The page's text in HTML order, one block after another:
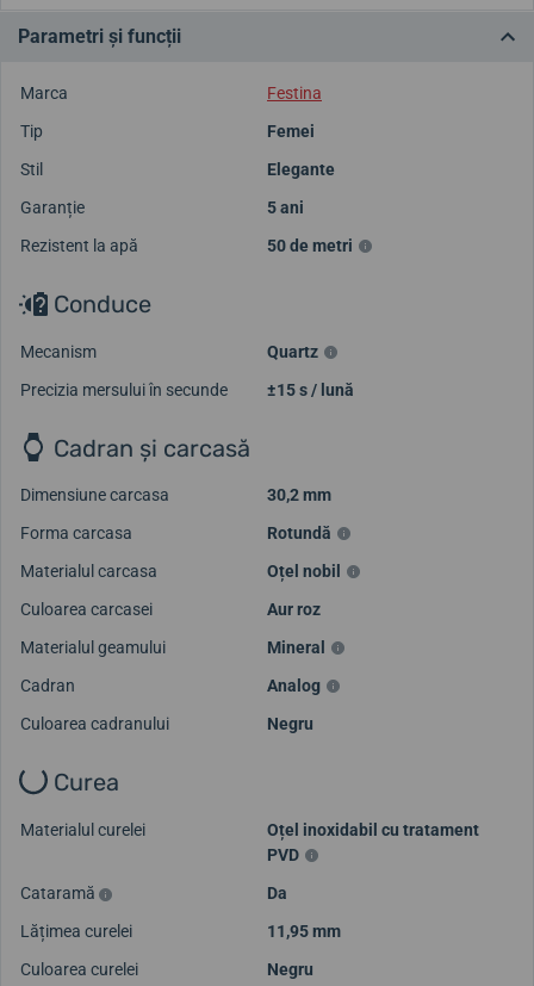
Parametri și funcții
Marca
Festina
Tip
Femei
Stil
Elegante
Garanție
5 ani
Rezistent la apă
50 de metri
Conduce
Mecanism
Quartz
Precizia mersului în secunde
±15 s / lună
Cadran și carcasă
Dimensiune carcasa
30,2 mm
Forma carcasa
Rotundă
Materialul carcasa
Oțel nobil
Culoarea carcasei
Aur roz
Materialul geamului
Mineral
Cadran
Analog
Culoarea cadranului
Negru
Curea
Materialul curelei
Oțel inoxidabil cu tratament
PVD
Cataramă
Da
Lățimea curelei
11,95 mm
Culoarea curelei
Negru